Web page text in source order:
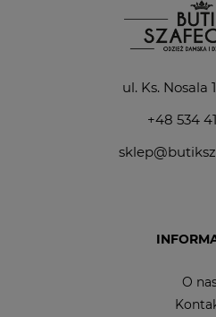
ul. Ks. Nosala
+48 534
O